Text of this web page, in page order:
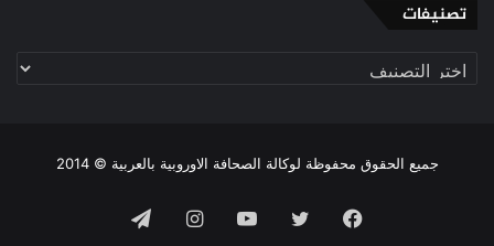
تصنيفات
تصنيفات
جميع الحقوق محفوظة لوكالة الصحافة الاوروبية بالعربية © 2014
فيسبوك تويتر يوتيوبانستقرامتيلقرام